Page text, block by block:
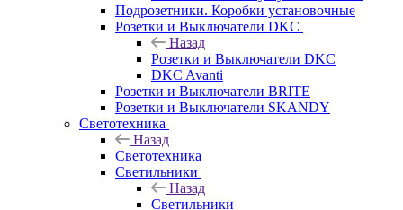
Подрозетники. Коробки установочные
Розетки и Выключатели DKC
Назад
Розетки и Выключатели DKC
DKC Avanti
Розетки и Выключатели BRITE
Розетки и Выключатели SKANDY
Светотехника
Назад
Светотехника
Светильники
Назад
Светильники